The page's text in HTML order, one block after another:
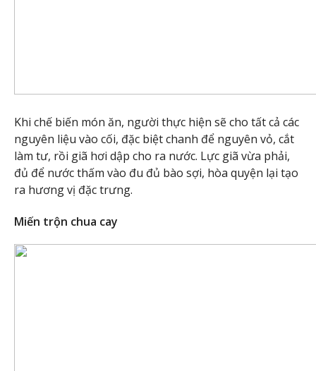
Khi chế biến món ăn, người thực hiện sẽ cho tất cả các
nguyên liệu vào cối, đặc biệt chanh để nguyên vỏ, cắt
làm tư, rồi giã hơi dập cho ra nước. Lực giã vừa phải,
đủ để nước thấm vào đu đủ bào sợi, hòa quyện lại tạo
ra hương vị đặc trưng.
Miến trộn chua cay